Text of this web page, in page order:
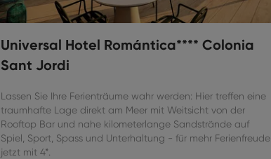
Universal Hotel Romántica**** Colonia
Sant Jordi
Lassen Sie Ihre Ferienträume wahr werden: Hier treffen eine
traumhafte Lage direkt am Meer mit Weitsicht von der
Rooftop Bar und nahe kilometerlange Sandstrände auf
Spiel, Sport, Spass und Unterhaltung - für mehr Ferienfreude
jetzt mit 4*.